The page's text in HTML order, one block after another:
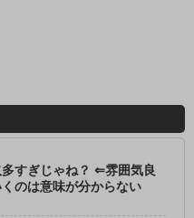
多すぎじゃね？ ⇐雰囲気良
のは意味が分からない